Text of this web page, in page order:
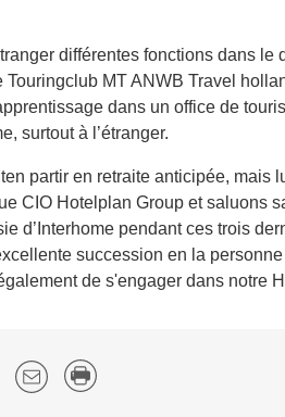
différentes fonctions dans
MT ANWB Travel
dans un office de
surtout à l’étranger.
partir en retraite anticipée,
CIO Hotelplan Group et saluons
d’Interhome pendant ces trois
succession en la
de s'engager dans